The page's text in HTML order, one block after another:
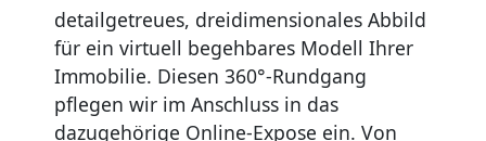
detailgetreues, dreidimensionales Abbild
für ein virtuell begehbares Modell Ihrer
Immobilie. Diesen 360°-Rundgang
pflegen wir im Anschluss in das
dazugehörige Online-Expose ein. Von